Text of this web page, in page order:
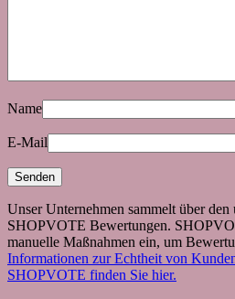
Name
E-Mail
Unser Unternehmen sammelt über
SHOPVOTE Bewertungen.
manuelle Maßnahmen ein, um
Informationen zur Echtheit von
SHOPVOTE finden Sie hier.